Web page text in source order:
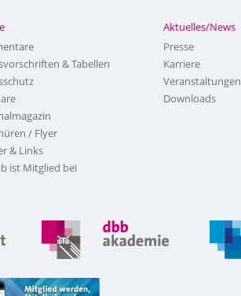
& Tabellen
/ Flyer
& Links
ist Mitglied bei
Aktuelles/News
Presse
Karriere
Veranstaltungen
Downloads